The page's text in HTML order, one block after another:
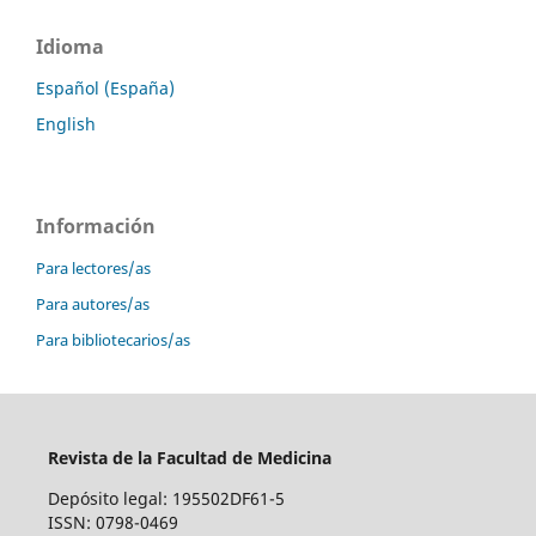
Idioma
Español (España)
English
Información
Para lectores/as
Para autores/as
Para bibliotecarios/as
Revista de la Facultad de Medicina
Depósito legal: 195502DF61-5
ISSN: 0798-0469